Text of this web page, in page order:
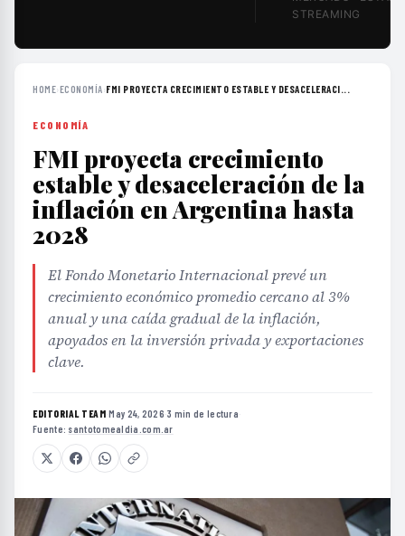
STREAMING
HOME›ECONOMÍA›FMI PROYECTA CRECIMIENTO ESTABLE Y DESACELERACI...
ECONOMÍA
FMI proyecta crecimiento
estable y desaceleración de la
inflación en Argentina hasta
2028
El Fondo Monetario Internacional prevé un
crecimiento económico promedio cercano al 3%
anual y una caída gradual de la inflación,
apoyados en la inversión privada y exportaciones
clave.
EDITORIAL TEAM·May 24, 2026·3 min de lectura·
Fuente: santotomealdia.com.ar